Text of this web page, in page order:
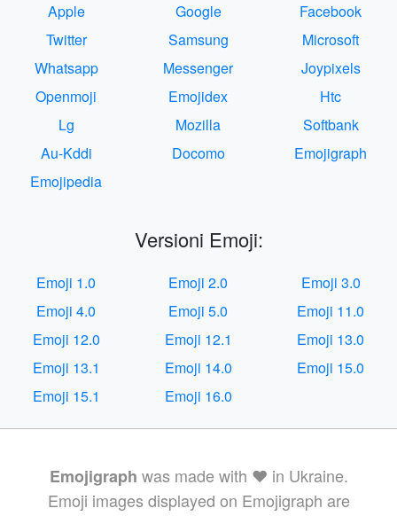
Apple Google
Facebook
Twitter
Samsung
Microsoft
Whatsapp
Messenger
Joypixels
Openmoji
Emojidex
Htc
Lg
Mozilla
Softbank
Au-Kddi
Docomo
Emojigraph
Emojipedia
Versioni Emoji:
Emoji 1.0 Emoji 2.0
Emoji 3.0
Emoji 4.0
Emoji 5.0
Emoji 11.0
Emoji 12.0
Emoji 12.1
Emoji 13.0
Emoji 13.1
Emoji 14.0
Emoji 15.0
Emoji 15.1
Emoji 16.0
Emojigraph was made with ❤️ in Ukraine.
Emoji images displayed on Emojigraph are